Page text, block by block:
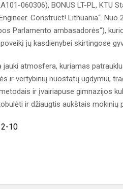
060306), BONUS LT-PL,
Construct! Lithuania“.
Parlamento ambasadorės“),
jų kasdienybei skirtingose
jauki atmosfera, kuriamas
ir vertybinių nuostatų ugdymui,
ir įvairiapuse gimnazijos
ir džiaugtis aukštais mokinių
10